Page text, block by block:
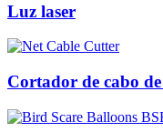
Luz laser
Cortador de cabo